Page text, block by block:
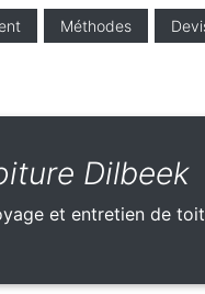
Méthodes
Dilbeek
et entretien de